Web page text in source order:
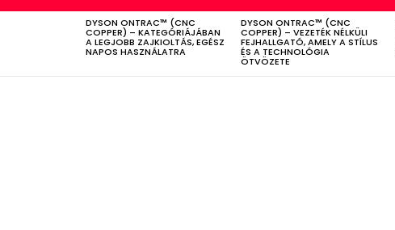
LATEST
STORIES
DYSON ONTRAC™ (CNC
COPPER) – KATEGÓRIÁJÁBAN
A LEGJOBB ZAJKIOLTÁS, EGÉSZ
NAPOS HASZNÁLATRA
DYSON ONTRAC™ (CNC
COPPER) – VEZETÉK NÉLKÜLI
FEJHALLGATÓ, AMELY A STÍLUS
ÉS A TECHNOLÓGIA
ÖTVÖZETE